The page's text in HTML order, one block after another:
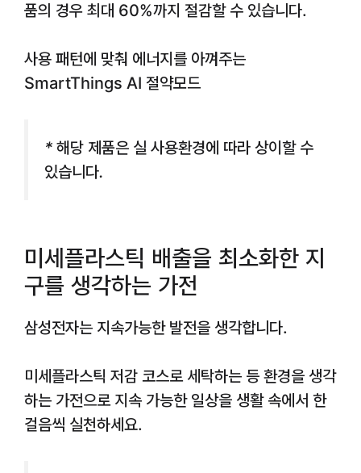
품의 경우 최대 60%까지 절감할 수 있습니다.
사용 패턴에 맞춰 에너지를 아껴주는
SmartThings AI 절약모드
* 해당 제품은 실 사용환경에 따라 상이할 수
있습니다.
미세플라스틱 배출을 최소화한 지
구를 생각하는 가전
삼성전자는 지속가능한 발전을 생각합니다.
미세플라스틱 저감 코스로 세탁하는 등 환경을 생각
하는 가전으로 지속 가능한 일상을 생활 속에서 한
걸음씩 실천하세요.